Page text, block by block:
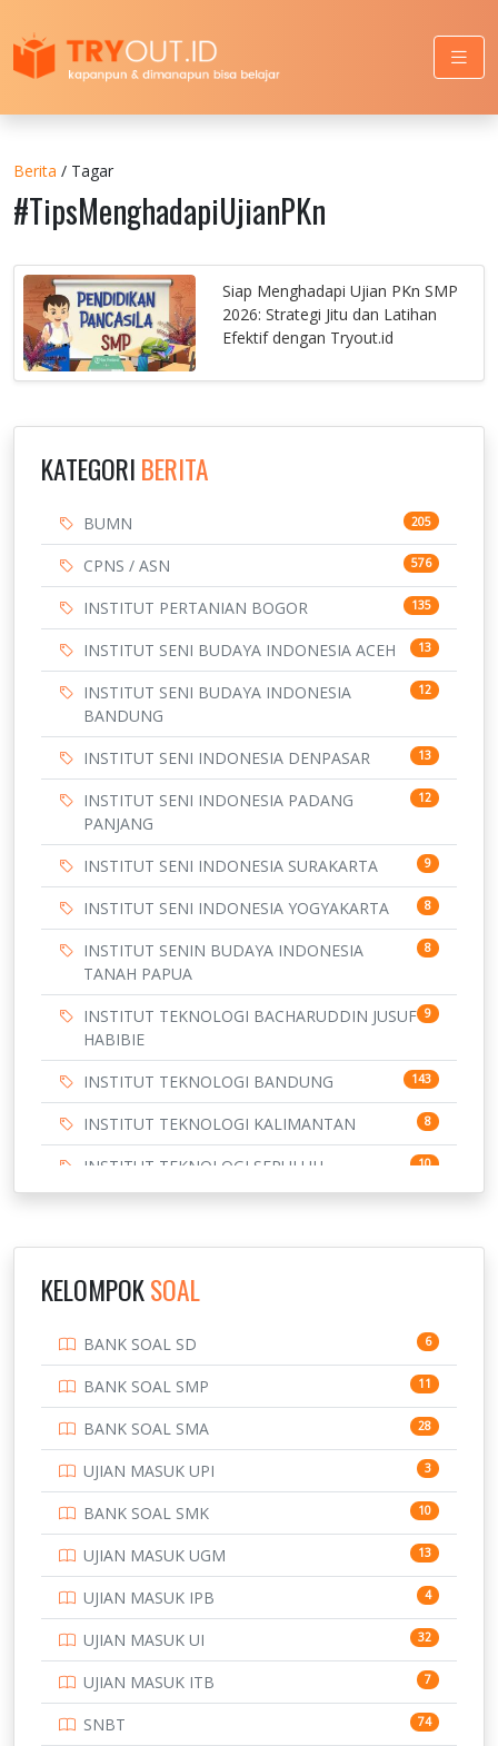
Berita / Tagar
#TipsMenghadapiUjianPKn
Siap Menghadapi Ujian PKn SMP
2026: Strategi Jitu dan Latihan
Efektif dengan Tryout.id
KATEGORI BERITA
BUMN 205
CPNS / ASN 576
INSTITUT PERTANIAN BOGOR 135
INSTITUT SENI BUDAYA INDONESIA ACEH 13
INSTITUT SENI BUDAYA INDONESIA
BANDUNG
12
INSTITUT SENI INDONESIA DENPASAR 13
INSTITUT SENI INDONESIA PADANG
PANJANG
12
INSTITUT SENI INDONESIA SURAKARTA 9
INSTITUT SENI INDONESIA YOGYAKARTA 8
INSTITUT SENIN BUDAYA INDONESIA
TANAH PAPUA
8
INSTITUT TEKNOLOGI BACHARUDDIN JUSUF
HABIBIE
9
INSTITUT TEKNOLOGI BANDUNG 143
INSTITUT TEKNOLOGI KALIMANTAN 8
INSTITUT TEKNOLOGI SEPULUH
NOVEMBER
10
3
169
7
PTDI STTD 4
133
SMA 146
SMK 231
SMP 134
STIP 2
153
KELOMPOKSOAL
BANK SOAL SD 6
BANK SOAL SMP 11
BANK SOAL SMA 28
UJIAN MASUK UPI 3
BANK SOAL SMK 10
UJIAN MASUK UGM 13
UJIAN MASUK IPB 4
UJIAN MASUK UI 32
UJIAN MASUK ITB 7
SNBT 74